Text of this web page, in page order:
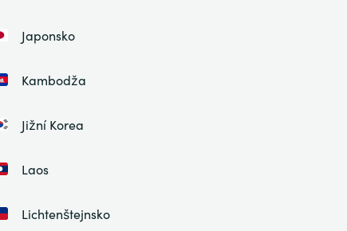
Japonsko
Kambodža
Jižní Korea
Laos
Lichtenštejnsko